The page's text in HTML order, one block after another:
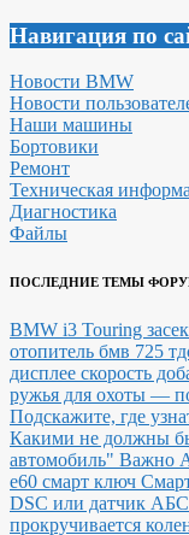
Навигация по
Новости BMW
Новости
Наши машины
Бортовики
Ремонт
Техническая
Диагностика
Файлы
ПОСЛЕДНИЕ ТЕМЫ
BMW i3 Touring
отопитель бмв 725
дисплее скорость
ружья для охоты —
Подскажите, где
Какими не должны
автомобиль" Важно
е60 смарт ключ
DSC или датчик АБС
прокручивается